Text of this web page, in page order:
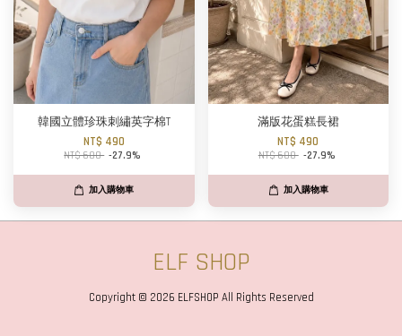
韓國立體珍珠刺繡英字棉T
NT$ 490
NT$ 680 -27.9%
加入購物車
滿版花蛋糕長裙
NT$ 490
NT$ 680 -27.9%
加入購物車
ELF SHOP
Copyright © 2026 ELFSHOP All Rights Reserved